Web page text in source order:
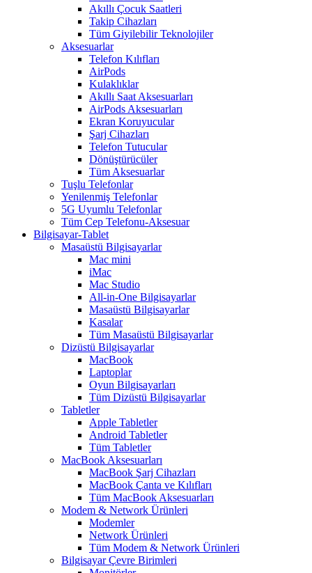
Akıllı Çocuk Saatleri
Takip Cihazları
Tüm Giyilebilir Teknolojiler
Aksesuarlar
Telefon Kılıfları
AirPods
Kulaklıklar
Akıllı Saat Aksesuarları
AirPods Aksesuarları
Ekran Koruyucular
Şarj Cihazları
Telefon Tutucular
Dönüştürücüler
Tüm Aksesuarlar
Tuşlu Telefonlar
Yenilenmiş Telefonlar
5G Uyumlu Telefonlar
Tüm Cep Telefonu-Aksesuar
Bilgisayar-Tablet
Masaüstü Bilgisayarlar
Mac mini
iMac
Mac Studio
All-in-One Bilgisayarlar
Masaüstü Bilgisayarlar
Kasalar
Tüm Masaüstü Bilgisayarlar
Dizüstü Bilgisayarlar
MacBook
Laptoplar
Oyun Bilgisayarları
Tüm Dizüstü Bilgisayarlar
Tabletler
Apple Tabletler
Android Tabletler
Tüm Tabletler
MacBook Aksesuarları
MacBook Şarj Cihazları
MacBook Çanta ve Kılıfları
Tüm MacBook Aksesuarları
Modem & Network Ürünleri
Modemler
Network Ürünleri
Tüm Modem & Network Ürünleri
Bilgisayar Çevre Birimleri